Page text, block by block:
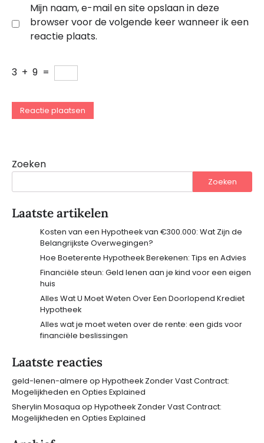
Mijn naam, e-mail en site opslaan in deze
browser voor de volgende keer wanneer ik een
reactie plaats.
3 + 9 =
Zoeken
Zoeken
Laatste artikelen
Kosten van een Hypotheek van €300.000: Wat Zijn de
Belangrijkste Overwegingen?
Hoe Boeterente Hypotheek Berekenen: Tips en Advies
Financiële steun: Geld lenen aan je kind voor een eigen
huis
Alles Wat U Moet Weten Over Een Doorlopend Krediet
Hypotheek
Alles wat je moet weten over de rente: een gids voor
financiële beslissingen
Laatste reacties
geld-lenen-almere op Hypotheek Zonder Vast Contract:
Mogelijkheden en Opties Explained
Sherylin Mosaqua op Hypotheek Zonder Vast Contract:
Mogelijkheden en Opties Explained